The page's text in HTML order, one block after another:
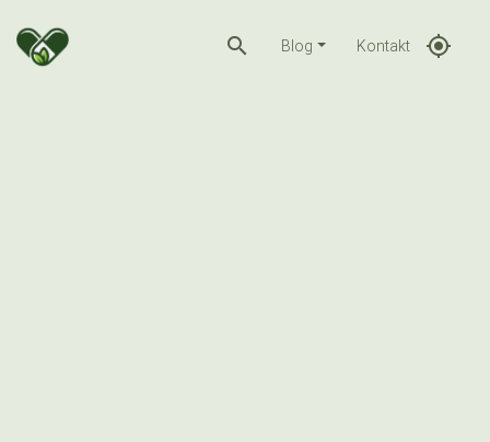
search Blog Kontakt gps_fixed